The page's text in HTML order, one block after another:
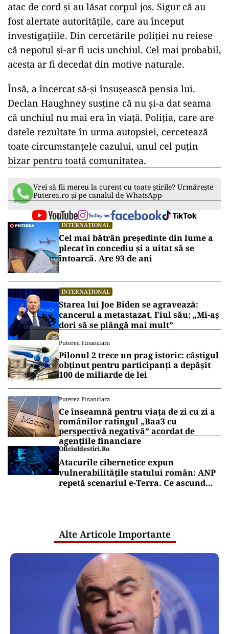
atac de cord și au lăsat corpul jos. Sigur că au
fost alertate autoritățile, care au început
investigațiile. Din cercetările poliției nu reiese
că nepotul și-ar fi ucis unchiul. Cel mai probabil,
acesta ar fi decedat din motive naturale.
Însă, a încercat să-și însușească pensia lui.
Declan Haughney susține că nu și-a dat seama
că unchiul nu mai era în viață. Poliția, care are
datele rezultate în urma autopsiei, cercetează
toate circumstanțele cazului, unul cel puțin
bizar pentru toată comunitatea.
Vrei să fii mereu la curent cu toate știrile? Urmărește
Puterea.ro și pe canalul de WhatsApp
INTERNAȚIONAL
Cel mai bătrân președinte din lume a
plecat în concediu și a uitat să se
întoarcă. Are 93 de ani
INTERNAȚIONAL
Starea lui Joe Biden se agravează:
cancerul a metastazat. Fiul său: „Mi-aș
dori să se plângă mai mult”
Puterea Financiara
Pilonul 2 trece un prag istoric: câștigul
obținut pentru participanți a depășit
100 de miliarde de lei
Puterea Financiara
Ce înseamnă pentru viața de zi cu zi a
românilor ratingul „Baa3 cu
perspectivă negativă” acordat de
agențiile financiare
Oficiuldestiri.ro
Atacurile cibernetice expun
vulnerabilitățile statului român: ANP
repetă scenariul e‑Terra. Ce ascund
Alte Articole Importante